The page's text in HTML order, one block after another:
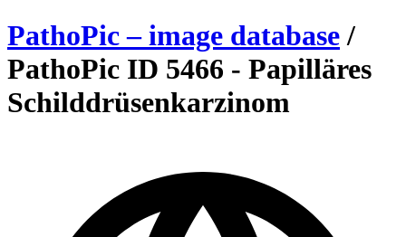
PathoPic – image database /
PathoPic ID 5466 - Papilläres
Schilddrüsenkarzinom